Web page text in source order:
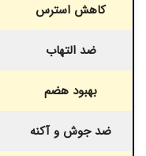
کاهش استرس
ضد التهاب
بهبود هضم
ضد جوش و آکنه